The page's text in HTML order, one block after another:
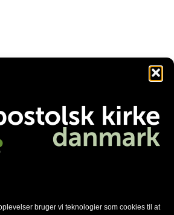
bruger vi teknologier som cookies til at